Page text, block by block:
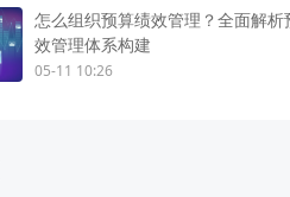
怎么组织预算绩效管理？全面解析
效管理体系构建
05-11 10:26